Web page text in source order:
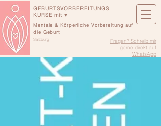
Mentale & Körperliche Vorbereitung auf
die Geburt
Salzburg
Fragen? Schreib mir
gerne direkt auf
WhatsApp
GEBURTSVORBEREITUNGS
KURSE mit ♥